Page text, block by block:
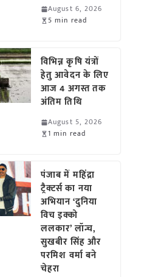
August 6, 2026
5 min read
विभिन्न कृषि यंत्रों
हेतु आवेदन के लिए
आज 4 अगस्त तक
अंतिम तिथि
August 5, 2026
1 min read
पंजाब में महिंद्रा
ट्रैक्टर्स का नया
अभियान ‘दुनिया
विच इक्को
ललकार’ लॉन्च,
सुखबीर सिंह और
परमिश वर्मा बने
चेहरा